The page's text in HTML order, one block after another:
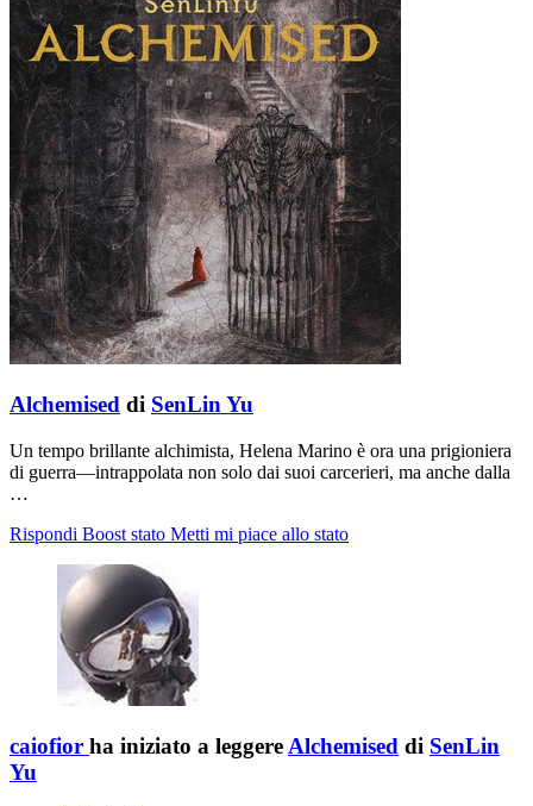
Alchemised di SenLin Yu
Un tempo brillante alchimista, Helena Marino è ora una prigioniera
di guerra―intrappolata non solo dai suoi carcerieri, ma anche dalla
…
Rispondi Boost stato Metti mi piace allo stato
caiofior ha iniziato a leggere Alchemised di SenLin
Yu